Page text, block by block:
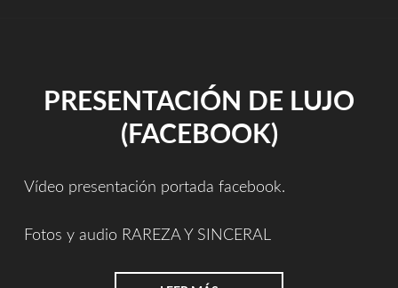
PRESENTACIÓN DE LUJO
(FACEBOOK)
Vídeo presentación portada facebook.
Fotos y audio RAREZA Y SINCERAL